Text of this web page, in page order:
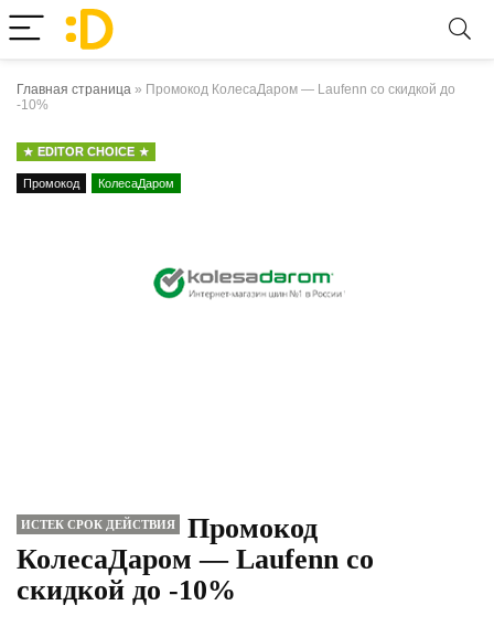
Главная страница » Промокод КолесаДаром — Laufenn со скидкой до
-10%
EDITOR CHOICE
Промокод КолесаДаром
ИСТЕК СРОК ДЕЙСТВИЯ
Промокод
КолесаДаром — Laufenn со
скидкой до -10%